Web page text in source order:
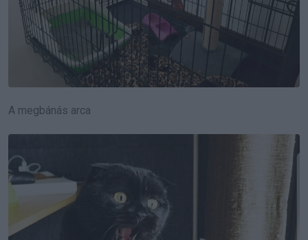
A megbánás arca